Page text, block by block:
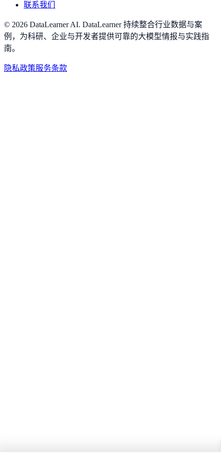
联系我们
© 2026 DataLearner AI. DataLearner 持续整合行业数据与案
例，为科研、企业与开发者提供可靠的大模型情报与实践指
南。
隐私政策服务条款